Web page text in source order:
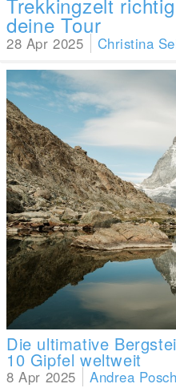
28 Apr 2025 Christina
deine Tour
8 Apr 2025 Andrea
Die ultimative
10 Gipfel weltweit